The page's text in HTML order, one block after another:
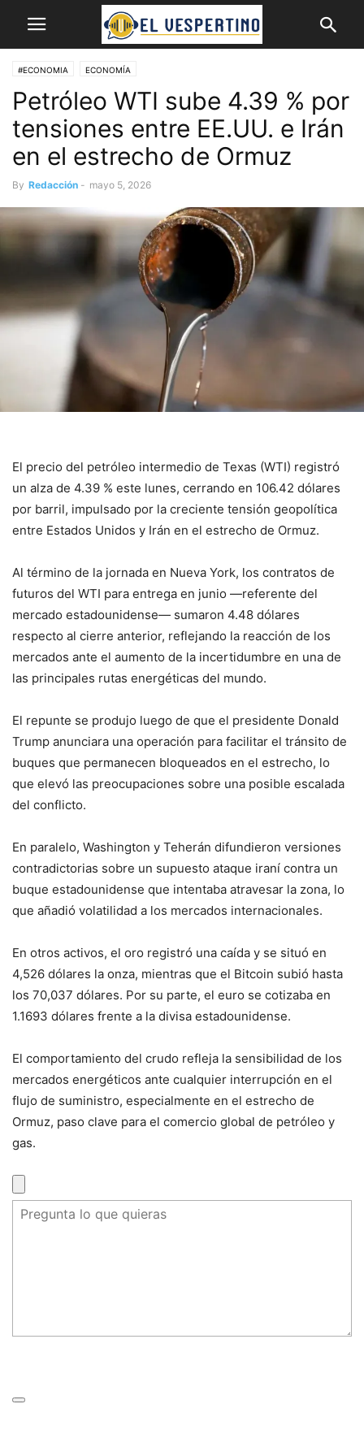
#ECONOMIA ECONOMÍA
Petróleo WTI sube 4.39 % por
tensiones entre EE.UU. e Irán
en el estrecho de Ormuz
By Redacción - mayo 5, 2026
El precio del petróleo intermedio de Texas (WTI) registró
un alza de 4.39 % este lunes, cerrando en 106.42 dólares
por barril, impulsado por la creciente tensión geopolítica
entre Estados Unidos y Irán en el estrecho de Ormuz.
Al término de la jornada en Nueva York, los contratos de
futuros del WTI para entrega en junio —referente del
mercado estadounidense— sumaron 4.48 dólares
respecto al cierre anterior, reflejando la reacción de los
mercados ante el aumento de la incertidumbre en una de
las principales rutas energéticas del mundo.
El repunte se produjo luego de que el presidente Donald
Trump anunciara una operación para facilitar el tránsito de
buques que permanecen bloqueados en el estrecho, lo
que elevó las preocupaciones sobre una posible escalada
del conflicto.
En paralelo, Washington y Teherán difundieron versiones
contradictorias sobre un supuesto ataque iraní contra un
buque estadounidense que intentaba atravesar la zona, lo
que añadió volatilidad a los mercados internacionales.
En otros activos, el oro registró una caída y se situó en
4,526 dólares la onza, mientras que el Bitcoin subió hasta
los 70,037 dólares. Por su parte, el euro se cotizaba en
1.1693 dólares frente a la divisa estadounidense.
El comportamiento del crudo refleja la sensibilidad de los
mercados energéticos ante cualquier interrupción en el
flujo de suministro, especialmente en el estrecho de
Ormuz, paso clave para el comercio global de petróleo y
gas.